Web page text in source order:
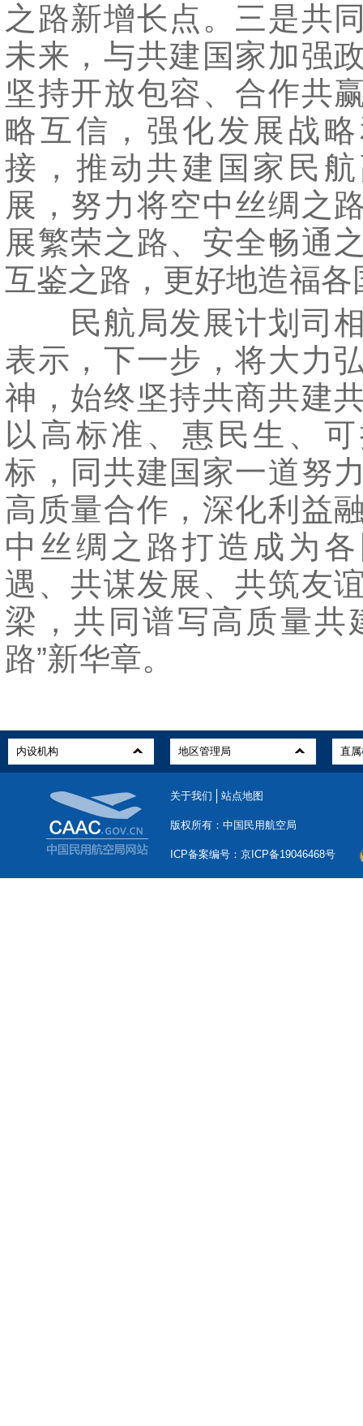
之路新增长点。三是共
未来，与共建国家加强
坚持开放包容、合作共
略互信，强化发展战
接，推动共建国家民
展，努力将空中丝绸之
展繁荣之路、安全畅通
互鉴之路，更好地造福各
民航局发展计划司相
表示，下一步，将大力
神，始终坚持共商共建
以高标准、惠民生、
标，同共建国家一道努
高质量合作，深化利益
中丝绸之路打造成为
遇、共谋发展、共筑友
梁，共同谱写高质量共
路”新华章。
关于我们 站点地图
版权所有：中国民用航空局
ICP备案编号：京ICP备19046468号